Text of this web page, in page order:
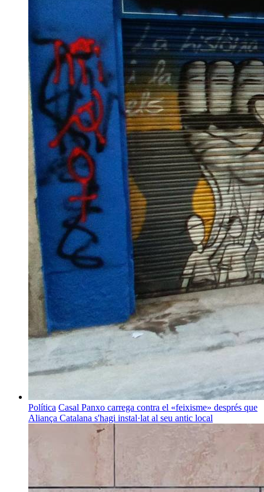
Política Casal Panxo carrega contra el «feixisme» després que
Aliança Catalana s'hagi instal·lat al seu antic local